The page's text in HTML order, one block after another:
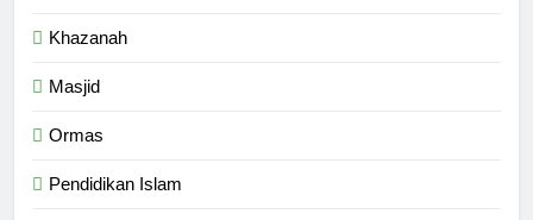
Khazanah
Masjid
Ormas
Pendidikan Islam